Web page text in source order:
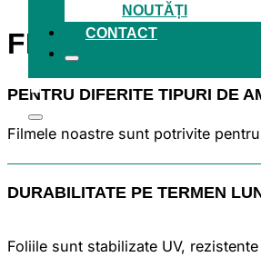
NOUTĂȚI
CONTACT
FIXARE ȘI
PENTRU DIFERITE TIPURI DE
Filmele noastre sunt potrivite
DURABILITATE PE TERMEN
Foliile sunt stabilizate UV,